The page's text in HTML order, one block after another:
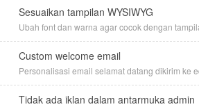
Sesuaikan tampilan WYSIWYG
Ubah font dan warna agar cocok dengan
Custom welcome email
Personalisasi email selamat datang dikirim ke
Tidak ada iklan dalam antarmuka admin